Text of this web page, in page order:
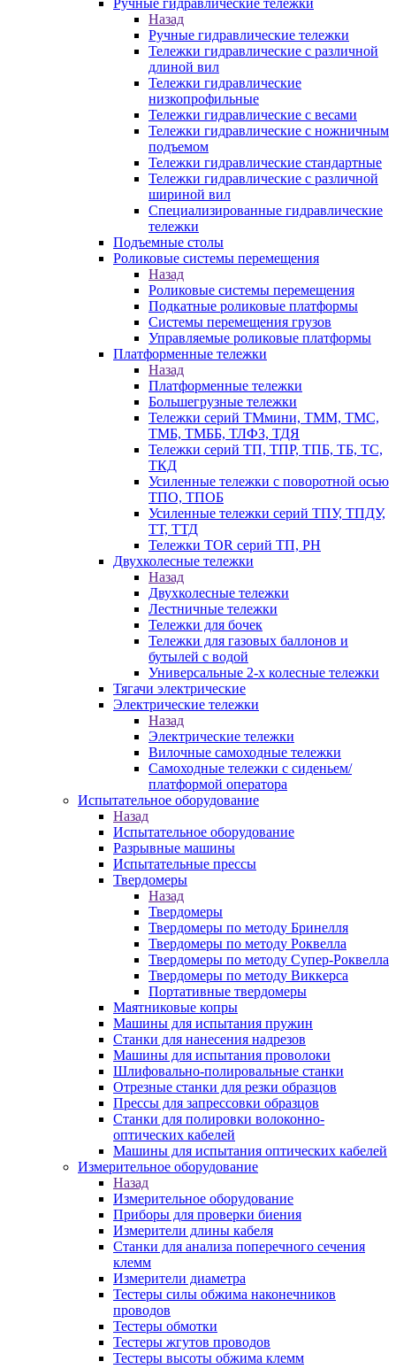
Ручные гидравлические тележки
Назад
Ручные гидравлические тележки
Тележки гидравлические с различной
длиной вил
Тележки гидравлические
низкопрофильные
Тележки гидравлические с весами
Тележки гидравлические с ножничным
подъемом
Тележки гидравлические стандартные
Тележки гидравлические с различной
шириной вил
Специализированные гидравлические
тележки
Подъемные столы
Роликовые системы перемещения
Назад
Роликовые системы перемещения
Подкатные роликовые платформы
Системы перемещения грузов
Управляемые роликовые платформы
Платформенные тележки
Назад
Платформенные тележки
Большегрузные тележки
Тележки серий ТМмини, ТММ, ТМС,
ТМБ, ТМББ, ТЛФЗ, ТДЯ
Тележки серий ТП, ТПР, ТПБ, ТБ, ТС,
ТКД
Усиленные тележки с поворотной осью
ТПО, ТПОБ
Усиленные тележки серий ТПУ, ТПДУ,
ТТ, ТТД
Тележки TOR серий ТП, PH
Двухколесные тележки
Назад
Двухколесные тележки
Лестничные тележки
Тележки для бочек
Тележки для газовых баллонов и
бутылей с водой
Универсальные 2-х колесные тележки
Тягачи электрические
Электрические тележки
Назад
Электрические тележки
Вилочные самоходные тележки
Самоходные тележки с сиденьем/
платформой оператора
Испытательное оборудование
Назад
Испытательное оборудование
Разрывные машины
Испытательные прессы
Твердомеры
Назад
Твердомеры
Твердомеры по методу Бринелля
Твердомеры по методу Роквелла
Твердомеры по методу Супер-Роквелла
Твердомеры по методу Виккерса
Портативные твердомеры
Маятниковые копры
Машины для испытания пружин
Станки для нанесения надрезов
Машины для испытания проволоки
Шлифовально-полировальные станки
Отрезные станки для резки образцов
Прессы для запрессовки образцов
Станки для полировки волоконно-
оптических кабелей
Машины для испытания оптических кабелей
Измерительное оборудование
Назад
Измерительное оборудование
Приборы для проверки биения
Измерители длины кабеля
Станки для анализа поперечного сечения
клемм
Измерители диаметра
Тестеры силы обжима наконечников
проводов
Тестеры обмотки
Тестеры жгутов проводов
Тестеры высоты обжима клемм